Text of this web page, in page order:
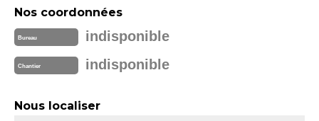
Nos coordonnées
Bureau indisponible
Chantier indisponible
Nous localiser